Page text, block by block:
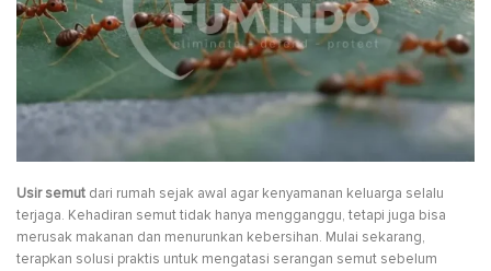
Usir semut dari rumah sejak awal agar kenyamanan keluarga selalu
terjaga. Kehadiran semut tidak hanya mengganggu, tetapi juga bisa
merusak makanan dan menurunkan kebersihan. Mulai sekarang,
terapkan solusi praktis untuk mengatasi serangan semut sebelum